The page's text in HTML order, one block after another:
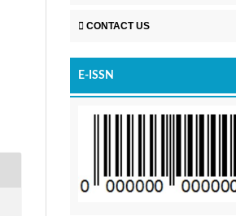
CONTACT US
E-ISSN